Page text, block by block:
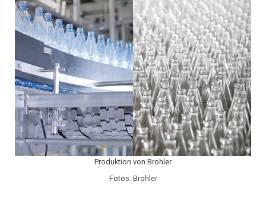
Produktion von Brohler
Fotos: Brohler